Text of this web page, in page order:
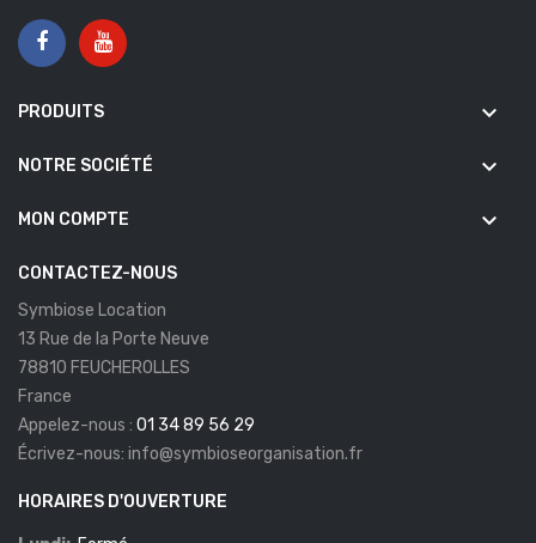
PRODUITS keyboard_arrow_down
NOTRE SOCIÉTÉ keyboard_arrow_down
MON COMPTE keyboard_arrow_down
CONTACTEZ-NOUS
Symbiose Location
13 Rue de la Porte Neuve
78810 FEUCHEROLLES
France
Appelez-nous : 01 34 89 56 29
Écrivez-nous: info@symbioseorganisation.fr
HORAIRES D'OUVERTURE